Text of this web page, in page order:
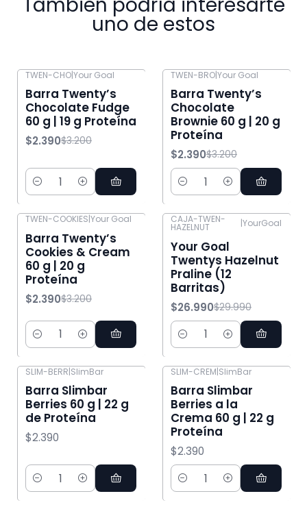
uno de estos
TWEN-CHO|Your Goal
Barra Twenty’s
Chocolate Fudge
60 g | 19 g Proteína
$2.390$3.200
Cantidad
TWEN-BRO|Your Goal
Barra Twenty’s
Chocolate
Brownie 60 g | 20 g
Proteína
$2.390$3.200
Cantidad
TWEN-COOKIES|Your Goal
Barra Twenty’s
Cookies & Cream
60 g | 20 g
Proteína
$2.390$3.200
Cantidad
-10% OFF
CAJA-TWEN-
HAZELNUT |YourGoal
Your Goal
Twentys Hazelnut
Praline (12
Barritas)
$26.990$29.990
Cantidad
SLIM-BERR|SlimBar
Barra Slimbar
Berries 60 g | 22 g
de Proteína
$2.390
Cantidad
SLIM-CREM|SlimBar
Barra Slimbar
Berries a la
Crema 60 g | 22 g
Proteína
$2.390
Cantidad